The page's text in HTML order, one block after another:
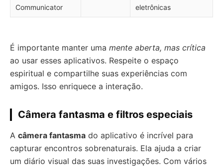
Communicator
eletrônicas
É importante manter uma mente aberta, mas crítica
ao usar esses aplicativos. Respeite o espaço
espiritual e compartilhe suas experiências com
amigos. Isso enriquece a interação.
Câmera fantasma e filtros especiais
A câmera fantasma do aplicativo é incrível para
capturar encontros sobrenaturais. Ela ajuda a criar
um diário visual das suas investigações. Com vários